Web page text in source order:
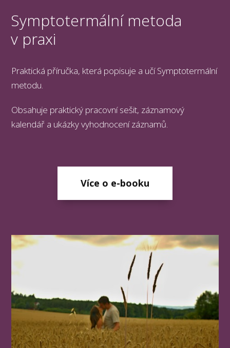
Symptotermální metoda
v praxi
Praktická příručka, která popisuje a učí Symptotermální
metodu.
Obsahuje praktický pracovní sešit, záznamový
kalendář a ukázky vyhodnocení záznamů.
Více o e-booku